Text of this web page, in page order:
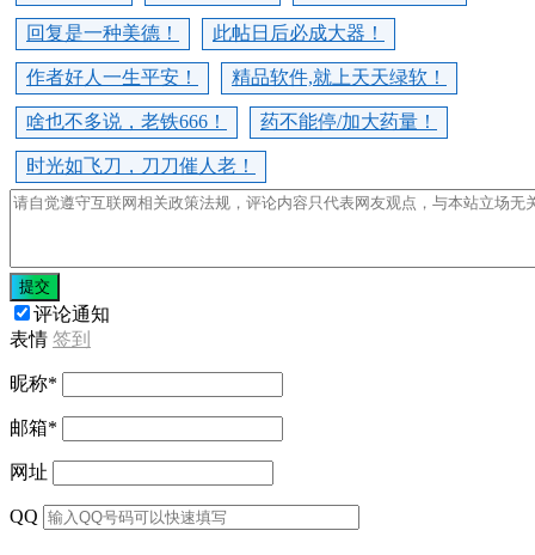
回复是一种美德！ 此帖日后必成大器！
作者好人一生平安！ 精品软件,就上天天绿软！
啥也不多说，老铁666！ 药不能停/加大药量！
时光如飞刀，刀刀催人老！
提交
评论通知
表情 签到
昵称*
邮箱*
网址
QQ